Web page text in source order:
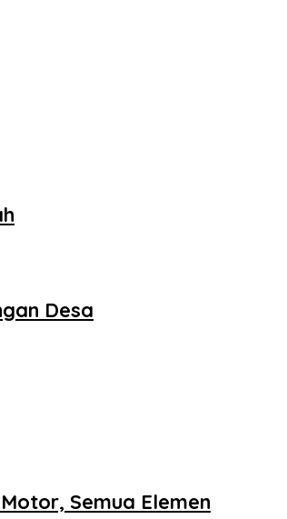
Desa
Semua Elemen